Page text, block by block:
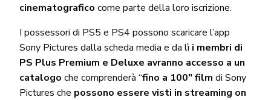
cinematografico come parte della loro iscrizione.
I possessori di PS5 e PS4 possono scaricare l’app
Sony Pictures dalla scheda media e da lì i membri di
PS Plus Premium e Deluxe avranno accesso a un
catalogo che comprenderà “fino a 100″ film di Sony
Pictures che possono essere visti in streaming on